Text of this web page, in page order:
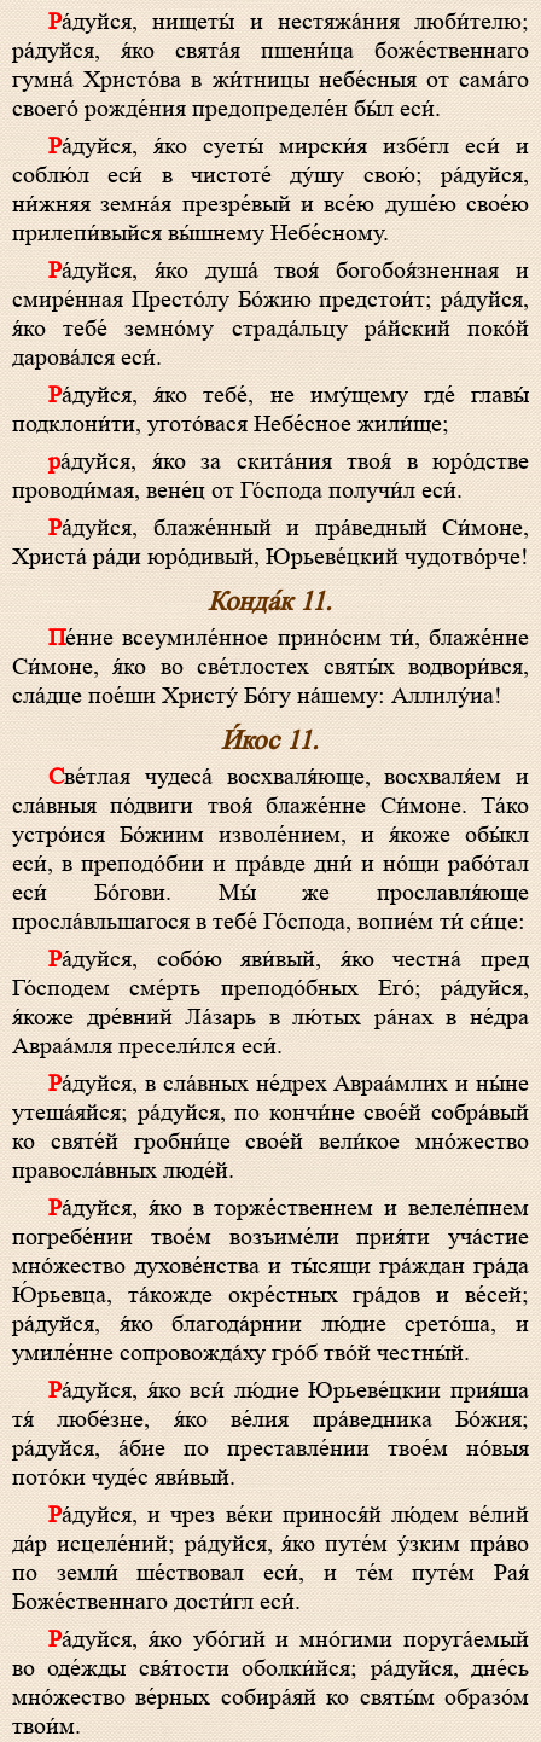
Ра́дуйся, нищеты́ и нестяжа́ния люби́телю;
ра́дуйся, я́ко свята́я пшени́ца боже́ственнаго
гумна́ Христо́ва в жи́тницы небе́сныя от сама́го
своего́ рожде́ния предопределе́н бы́л еси́.
Ра́дуйся, я́ко суеты́ мирски́я избе́гл еси́ и
соблю́л еси́ в чистоте́ ду́шу свою́; ра́дуйся,
ни́жняя земна́я презре́вый и все́ю душе́ю свое́ю
прилепи́выйся вы́шнему Небе́сному.
Ра́дуйся, я́ко душа́ твоя́ богобоя́зненная и
смире́нная Престо́лу Бо́жию предстои́т; ра́дуйся,
я́ко тебе́ земно́му страда́льцу ра́йский поко́й
дарова́лся еси́.
Ра́дуйся, я́ко тебе́, не иму́щему где́ главы́
подклони́ти, угото́вася Небе́сное жили́ще;
ра́дуйся, я́ко за скита́ния твоя́ в юро́дстве
проводи́мая, вене́ц от Го́спода получи́л еси́.
Ра́дуйся, блаже́нный и пра́ведный Си́моне,
Христа́ ра́ди юро́дивый, Юрьеве́цкий чудотво́рче!
Конда́к 11.
Пе́ние всеумиле́нное прино́сим ти́, блаже́нне
Си́моне, я́ко во све́тлостех святы́х водвори́вся,
сла́дце пое́ши Христу́ Бо́гу на́шему: Аллилу́иа!
И́кос 11.
Све́тлая чудеса́ восхваля́юще, восхваля́ем и
сла́вныя по́двиги твоя́ блаже́нне Си́моне. Та́ко
устро́ися Бо́жиим изволе́нием, и я́коже обы́кл
еси́, в преподо́бии и пра́вде дни́ и но́щи рабо́тал
еси́ Бо́гови. Мы́ же прославля́юще
просла́вльшагося в тебе́ Го́спода, вопие́м ти́ си́це:
Ра́дуйся, собо́ю яви́вый, я́ко честна́ пред
Го́сподем сме́рть преподо́бных Его́; ра́дуйся,
я́коже дре́вний Ла́зарь в лю́тых ра́нах в не́дра
Авраа́мля пресели́лся еси́.
Ра́дуйся, в сла́вных не́дрех Авраа́млих и ны́не
утеша́яйся; ра́дуйся, по кончи́не свое́й собра́вый
ко святе́й гробни́це свое́й вели́кое мно́жество
правосла́вных люде́й.
Ра́дуйся, я́ко в торже́ственнем и велеле́пнем
погребе́нии твое́м возъиме́ли прия́ти уча́стие
мно́жество духове́нства и ты́сящи гра́ждан гра́да
Ю́рьевца, та́кожде окре́стных гра́дов и ве́сей;
ра́дуйся, я́ко благода́рнии лю́дие срето́ша, и
умиле́нне сопровожда́ху гро́б тво́й честны́й.
Ра́дуйся, я́ко вси́ лю́дие Юрьеве́цкии прия́ша
тя́ любе́зне, я́ко ве́лия пра́ведника Бо́жия;
ра́дуйся, а́бие по преставле́нии твое́м но́выя
пото́ки чуде́с яви́вый.
Ра́дуйся, и чрез ве́ки принося́й лю́дем ве́лий
да́р исцеле́ний; ра́дуйся, я́ко путе́м у́зким пра́во
по земли́ ше́ствовал еси́, и те́м путе́м Рая́
Боже́ственнаго дости́гл еси́.
Ра́дуйся, я́ко убо́гий и мно́гими поруга́емый
во оде́жды свя́тости оболки́йся; ра́дуйся, дне́сь
мно́жество ве́рных собира́яй ко святы́м образо́м
твои́м.